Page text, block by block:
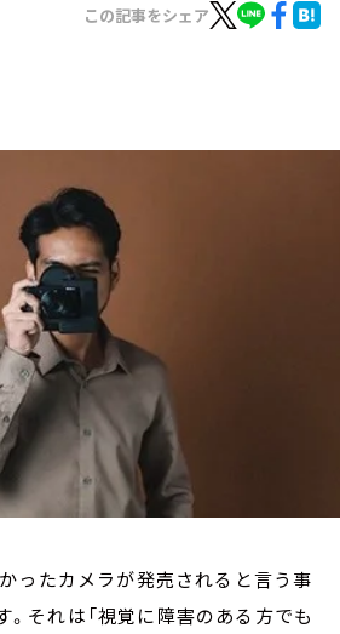
この記事をシェア
ったカメラが発売されると言う事
それは「視覚に障害のある方でも